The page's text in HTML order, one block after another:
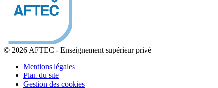
© 2026 AFTEC - Enseignement supérieur privé
Mentions légales
Plan du site
Gestion des cookies